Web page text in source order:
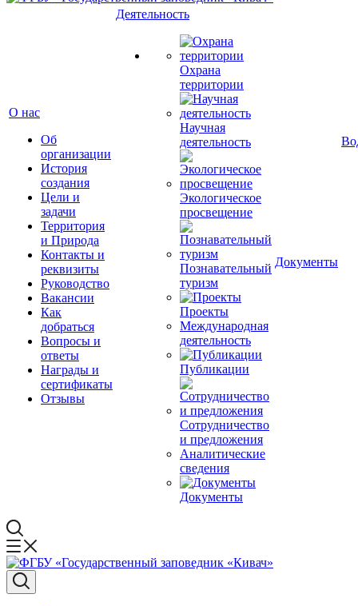
О нас
Об
организации
История
создания
Цели и
задачи
Территория
и Природа
Контакты и
реквизиты
Руководство
Вакансии
Как
добраться
Вопросы и
ответы
Награды и
сертификаты
Отзывы
Деятельность
Охрана
территории
Научная
деятельность
Экологическое
просвещение
Познавательный
туризм
Проекты
Международная
деятельность
Публикации
Сотрудничество
и предложения
Аналитические
сведения
Документы
Документы